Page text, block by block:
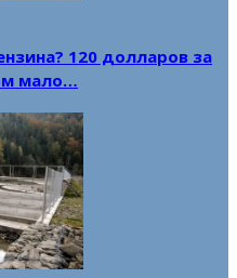
120 долларов за
мало…